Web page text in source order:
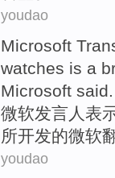
youdao
Microsoft
watches is a
Microsoft said.
微软发言人 表
所开发的微软
youdao